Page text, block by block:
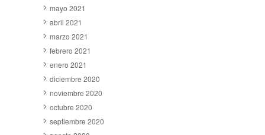
mayo 2021
abril 2021
marzo 2021
febrero 2021
enero 2021
diciembre 2020
noviembre 2020
octubre 2020
septiembre 2020